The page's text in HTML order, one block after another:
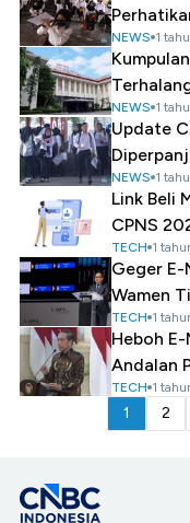
NEWS 1
NEWS 1
Update
NEWS 1
Link Beli
CPNS
TECH 1
Geger
Wamen
TECH 1
Heboh
Andalan
TECH 1
1 2